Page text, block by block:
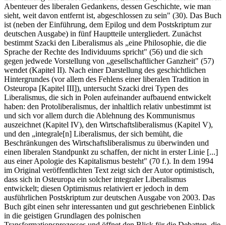
Abenteuer des liberalen Gedankens, dessen Geschichte, wie man
sieht, weit davon entfernt ist, abgeschlossen zu sein" (30). Das Buch
ist (neben der Einführung, dem Epilog und dem Postskriptum zur
deutschen Ausgabe) in fünf Hauptteile untergliedert. Zunächst
bestimmt Szacki den Liberalismus als „eine Philosophie, die die
Sprache der Rechte des Individuums spricht" (56) und die sich
gegen jedwede Vorstellung von „gesellschaftlicher Ganzheit" (57)
wendet (Kapitel II). Nach einer Darstellung des geschichtlichen
Hintergrundes (vor allem des Fehlens einer liberalen Tradition in
Osteuropa [Kapitel III]), untersucht Szacki drei Typen des
Liberalismus, die sich in Polen aufeinander aufbauend entwickelt
haben: den Protoliberalismus, der inhaltlich relativ unbestimmt ist
und sich vor allem durch die Ablehnung des Kommunismus
auszeichnet (Kapitel IV), den Wirtschaftsliberalismus (Kapitel V),
und den „integrale[n] Liberalismus, der sich bemüht, die
Beschränkungen des Wirtschaftsliberalismus zu überwinden und
einen liberalen Standpunkt zu schaffen, der nicht in erster Linie [...]
aus einer Apologie des Kapitalismus besteht" (70 f.). In dem 1994
im Original veröffentlichten Text zeigt sich der Autor optimistisch,
dass sich in Osteuropa ein solcher integraler Liberalismus
entwickelt; diesen Optimismus relativiert er jedoch in dem
ausführlichen Postskriptum zur deutschen Ausgabe von 2003. Das
Buch gibt einen sehr interessanten und gut geschriebenen Einblick
in die geistigen Grundlagen des polnischen